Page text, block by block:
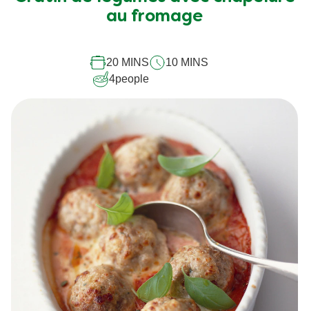
au fromage
20 MINS
10 MINS
4people